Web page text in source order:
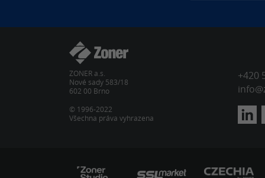
ZONER a.s.
Nové sady 583/18
602 00 Brno
© 1996-2022
Všechna práva vyhrazena
+420